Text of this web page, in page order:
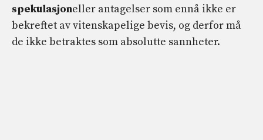
spekulasjoneller antagelser som ennå ikke er
bekreftet av vitenskapelige bevis, og derfor må
de ikke betraktes som absolutte sannheter.